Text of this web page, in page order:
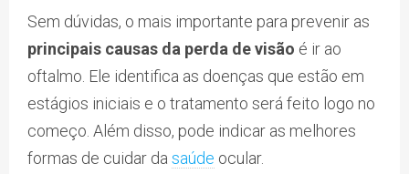
Sem dúvidas, o mais importante para prevenir as
principais causas da perda de visão é ir ao
oftalmo. Ele identifica as doenças que estão em
estágios iniciais e o tratamento será feito logo no
começo. Além disso, pode indicar as melhores
formas de cuidar da saúde ocular.